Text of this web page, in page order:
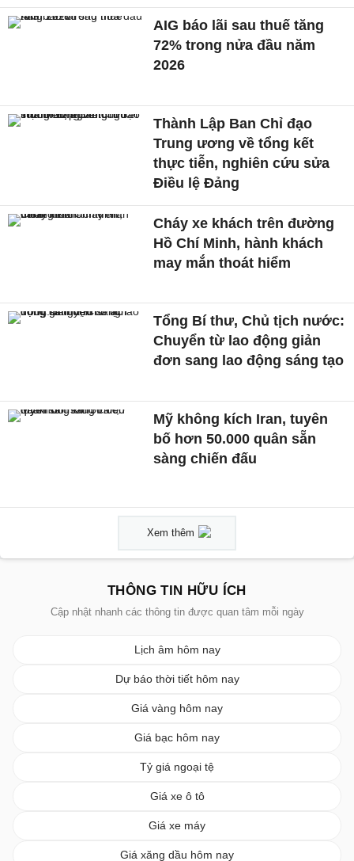
AIG báo lãi sau thuế tăng
72% trong nửa đầu năm
2026
Thành Lập Ban Chỉ đạo
Trung ương về tổng kết
thực tiễn, nghiên cứu sửa
Điều lệ Đảng
Cháy xe khách trên đường
Hồ Chí Minh, hành khách
may mắn thoát hiểm
Tổng Bí thư, Chủ tịch nước:
Chuyển từ lao động giản
đơn sang lao động sáng tạo
Mỹ không kích Iran, tuyên
bố hơn 50.000 quân sẵn
sàng chiến đấu
Xem thêm
THÔNG TIN HỮU ÍCH
Cập nhật nhanh các thông tin được quan tâm mỗi ngày
Lịch âm hôm nay
Dự báo thời tiết hôm nay
Giá vàng hôm nay
Giá bạc hôm nay
Tỷ giá ngoại tệ
Giá xe ô tô
Giá xe máy
Giá xăng dầu hôm nay